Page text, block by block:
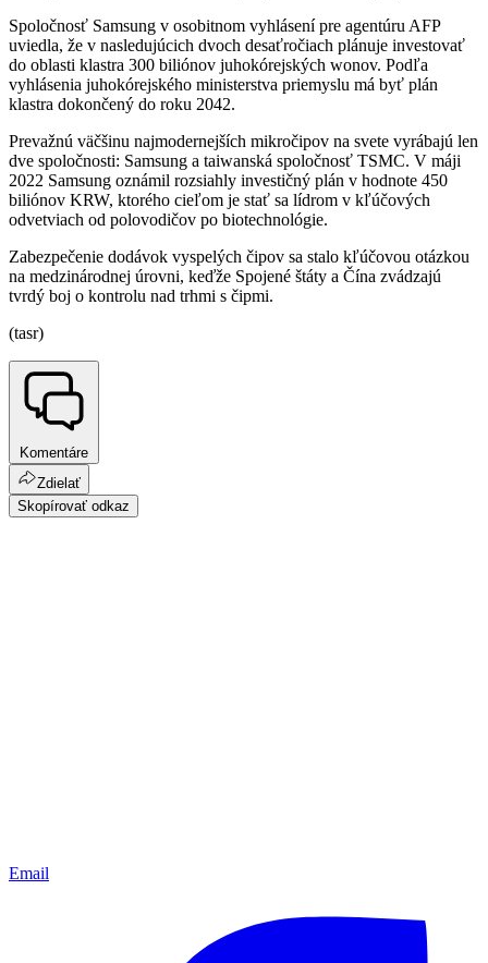
Spoločnosť Samsung v osobitnom vyhlásení pre agentúru AFP
uviedla, že v nasledujúcich dvoch desaťročiach plánuje investovať
do oblasti klastra 300 biliónov juhokórejských wonov. Podľa
vyhlásenia juhokórejského ministerstva priemyslu má byť plán
klastra dokončený do roku 2042.
Prevažnú väčšinu najmodernejších mikročipov na svete vyrábajú len
dve spoločnosti: Samsung a taiwanská spoločnosť TSMC. V máji
2022 Samsung oznámil rozsiahly investičný plán v hodnote 450
biliónov KRW, ktorého cieľom je stať sa lídrom v kľúčových
odvetviach od polovodičov po biotechnológie.
Zabezpečenie dodávok vyspelých čipov sa stalo kľúčovou otázkou
na medzinárodnej úrovni, keďže Spojené štáty a Čína zvádzajú
tvrdý boj o kontrolu nad trhmi s čipmi.
(tasr)
Komentáre
Zdielať
Skopírovať odkaz
Email